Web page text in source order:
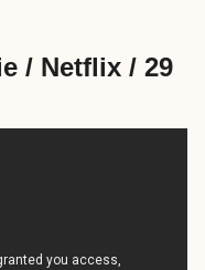
/ Netflix / 29